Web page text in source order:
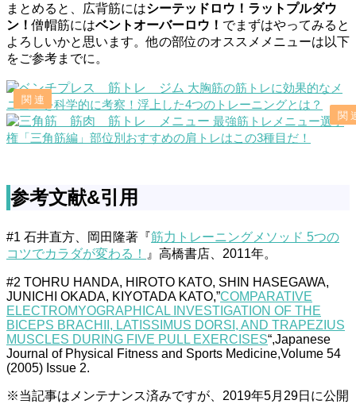
まとめると、広背筋にはシーテッドロウ！ラットプルダウ
ン！僧帽筋にはベントオーバーロウ！ でまずはやってみると
よろしいかと思います。他の部位のオススメメニューは以下
をご参考までに。
大胸筋の筋トレに効果的なメ
ニューを科学的に考察！浮上した4つのトレーニングとは？
最強筋トレメニュー選手
権「三角筋編」部位別おすすめの肩トレはこの3種目だ！
参考文献&引用
#1 石井直方、岡田隆著『筋力トレーニングメソッド 5つの
コツでカラダが変わる！
』高橋書店、2011年。
#2 TOHRU HANDA, HIROTO KATO, SHIN HASEGAWA,
JUNICHI OKADA, KIYOTADA KATO,”COMPARATIVE
ELECTROMYOGRAPHICAL INVESTIGATION OF THE
BICEPS BRACHII, LATISSIMUS DORSI, AND TRAPEZIUS
MUSCLES DURING FIVE PULL EXERCISES“,Japanese
Journal of Physical Fitness and Sports Medicine,Volume 54
(2005) Issue 2.
※当記事はメンテナンス済みですが、2019年5月29日に公開